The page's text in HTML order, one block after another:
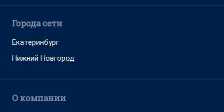
Города сети
Екатеринбург
Нижний Новгород
О компании